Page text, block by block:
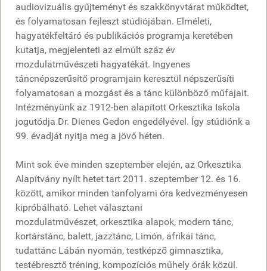
audiovizuális gyűjteményt és szakkönyvtárat működtet,
és folyamatosan fejleszt stúdiójában. Elméleti,
hagyatékfeltáró és publikációs programja keretében
kutatja, megjelenteti az elmúlt száz év
mozdulatművészeti hagyatékát. Ingyenes
táncnépszerűsítő programjain keresztül népszerűsíti
folyamatosan a mozgást és a tánc különböző műfajait.
Intézményünk az 1912-ben alapított Orkesztika Iskola
jogutódja Dr. Dienes Gedon engedélyével. Így stúdiónk a
99. évadját nyitja meg a jövő héten.
Mint sok éve minden szeptember elején, az Orkesztika
Alapítvány nyílt hetet tart 2011. szeptember 12. és 16.
között, amikor minden tanfolyami óra kedvezményesen
kipróbálható. Lehet választani
mozdulatművészet, orkesztika alapok, modern tánc,
kortárstánc, balett, jazztánc, Limón, afrikai tánc,
tudattánc Lábán nyomán, testképző gimnasztika,
testébresztő tréning, kompozíciós műhely órák közül.